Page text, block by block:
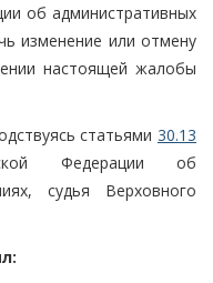
об административных
изменение или отмену
настоящей жалобы
статьями 30.13
Федерации об
судья Верховного